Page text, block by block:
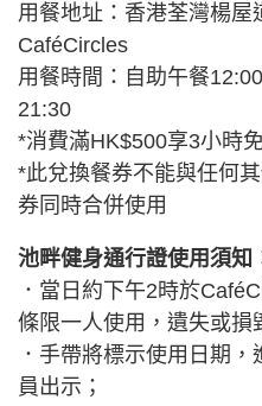
用餐地址：香港荃灣楊
CaféCircles
用餐時間：自助午餐
21:30
*消費滿HK$500享3小時
*此兌換餐券不能與任何
券同時合併使用
池畔健身通行證使用須知
．當日約下午2時於
條限一人使用，遺失或損
．手帶將標示使用日期
員出示；